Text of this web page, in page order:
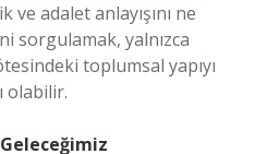
ve adalet anlayışını ne
sorgulamak, yalnızca
toplumsal yapıyı
olabilir.